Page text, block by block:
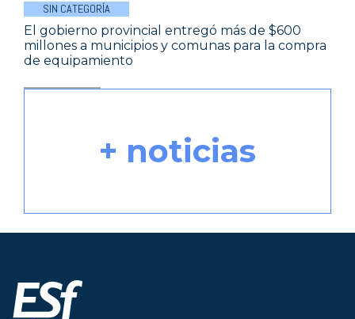
SIN CATEGORÍA
El gobierno provincial entregó más de $600
millones a municipios y comunas para la compra
de equipamiento
+ noticias